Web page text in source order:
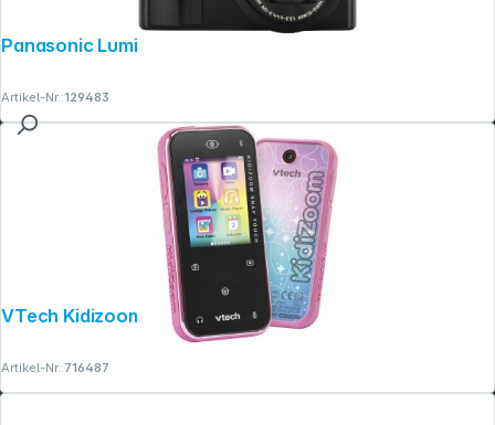
Panasonic Lumix DC-TZ99 schwarz
Artikel-Nr.:129483
VTech Kidizoom Snap touch pink
Artikel-Nr.:716487